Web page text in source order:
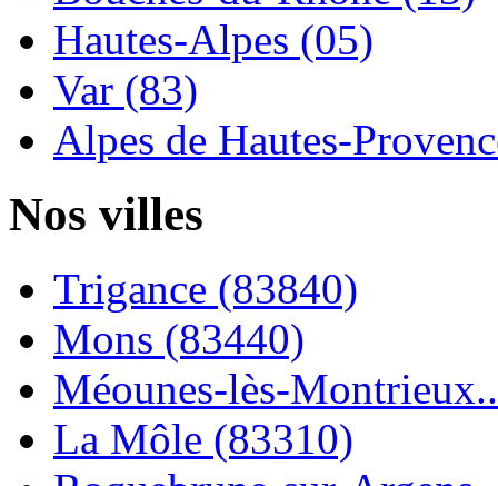
Hautes-Alpes (05)
Var (83)
Alpes de Hautes-
Nos villes
Trigance (83840)
Mons (83440)
Méounes-lès-
La Môle (83310)